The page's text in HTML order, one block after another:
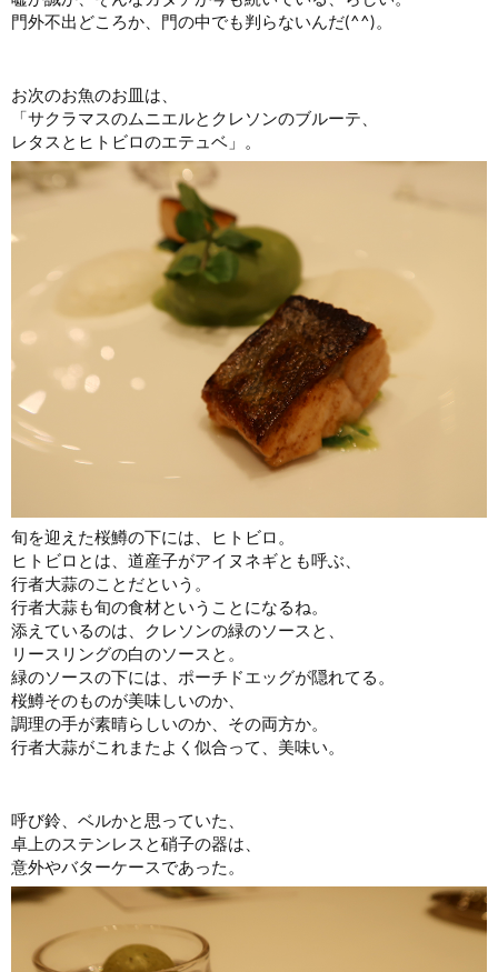
門外不出どころか、門の中でも判らないんだ(^^)。
お次のお魚のお皿は、
「サクラマスのムニエルとクレソンのブルーテ、
レタスとヒトビロのエテュベ」。
旬を迎えた桜鱒の下には、ヒトビロ。
ヒトビロとは、道産子がアイヌネギとも呼ぶ、
行者大蒜のことだという。
行者大蒜も旬の食材ということになるね。
添えているのは、クレソンの緑のソースと、
リースリングの白のソースと。
緑のソースの下には、ポーチドエッグが隠れてる。
桜鱒そのものが美味しいのか、
調理の手が素晴らしいのか、その両方か。
行者大蒜がこれまたよく似合って、美味い。
呼び鈴、ベルかと思っていた、
卓上のステンレスと硝子の器は、
意外やバターケースであった。